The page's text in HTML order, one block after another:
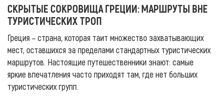
СКРЫТЫЕ СОКРОВИЩА ГРЕЦИИ: МАРШРУТЫ ВНЕ
ТУРИСТИЧЕСКИХ ТРОП
Греция – страна, которая таит множество захватывающих
мест, оставшихся за пределами стандартных туристических
маршрутов. Настоящие путешественники знают: самые
яркие впечатления часто приходят там, где нет больших
туристических групп.